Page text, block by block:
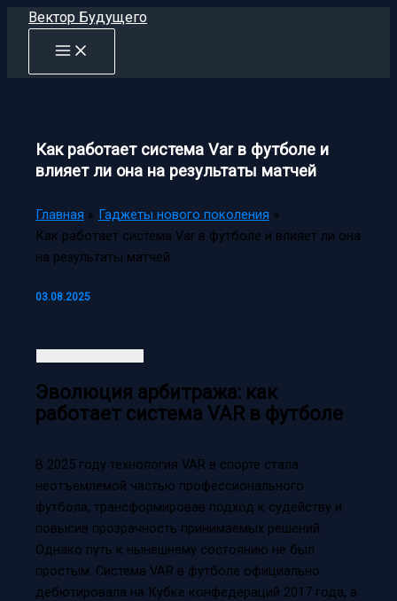
Перейти
содержимому
Вектор Будущего
Как работает система Var в футболе и
влияет ли она на результаты матчей
Главная
Гаджеты нового поколения
Как работает система Var в футболе и влияет ли она
на результаты матчей
03.08.2025
Эволюция арбитража: как
работает система VAR в футболе
В 2025 году технология VAR в спорте стала
неотъемлемой частью профессионального
футбола, трансформировав подход к судейству и
повысив прозрачность принимаемых решений.
Однако путь к нынешнему состоянию не был
простым. Система VAR в футболе официально
дебютировала на Кубке конфедераций 2017 года, а